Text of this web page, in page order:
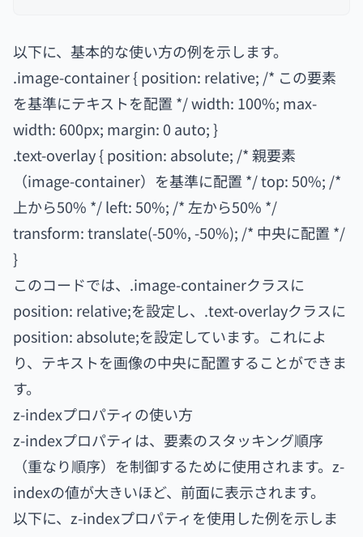
以下に、基本的な使い方の例を示します。
.image-container { position: relative; /* この要素
を基準にテキストを配置 */ width: 100%; max-
width: 600px; margin: 0 auto; }
.text-overlay { position: absolute; /* 親要素
（image-container）を基準に配置 */ top: 50%; /*
上から50% */ left: 50%; /* 左から50% */
transform: translate(-50%, -50%); /* 中央に配置 */
}
このコードでは、.image-containerクラスに
position: relative;を設定し、.text-overlayクラスに
position: absolute;を設定しています。これによ
り、テキストを画像の中央に配置することができま
す。
z-indexプロパティの使い方
z-indexプロパティは、要素のスタッキング順序
（重なり順序）を制御するために使用されます。z-
indexの値が大きいほど、前面に表示されます。
以下に、z-indexプロパティを使用した例を示しま